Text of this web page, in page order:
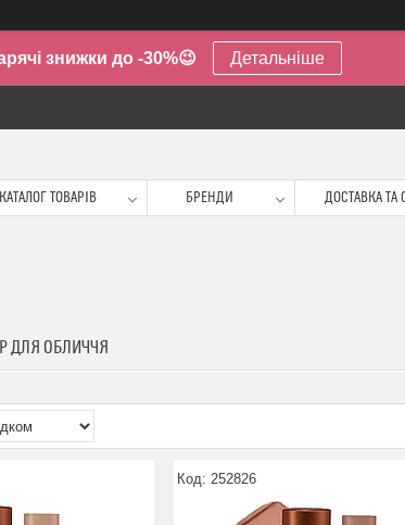
знижки до -30%😉 Детальніше
КАТАЛОГ ТОВАРІВ БРЕНДИ ДОСТАВКА ТА
ДЛЯ ОБЛИЧЧЯ
252826